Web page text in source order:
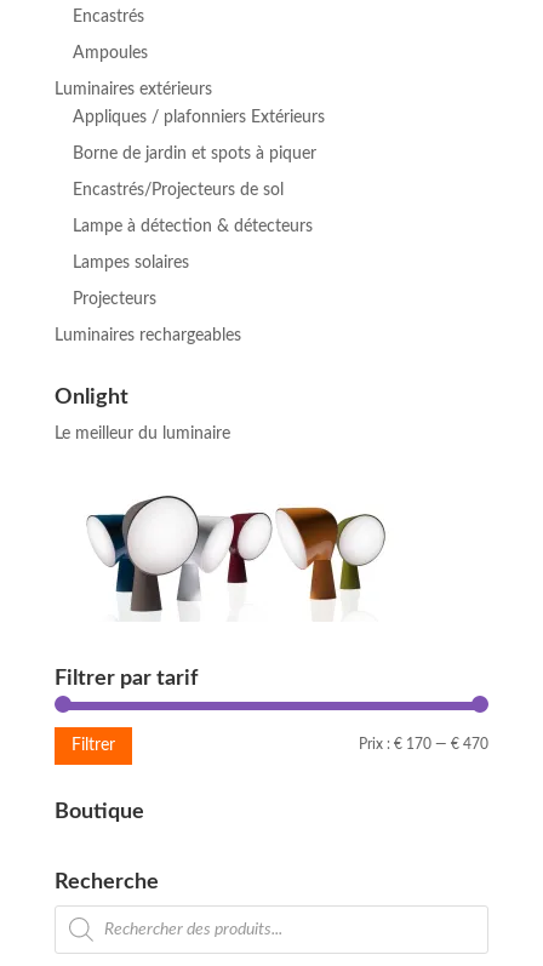
Encastrés
Ampoules
Luminaires extérieurs
Appliques / plafonniers Extérieurs
Borne de jardin et spots à piquer
Encastrés/Projecteurs de sol
Lampe à détection & détecteurs
Lampes solaires
Projecteurs
Luminaires rechargeables
Onlight
Le meilleur du luminaire
Filtrer par tarif
Prix
Prix
Filtrer Prix :€ 170 —€ 470
Boutique
Recherche
Recherche
de
produits